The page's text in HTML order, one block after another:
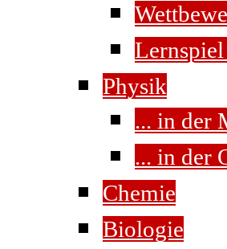
Physik
... in der
... in der
Chemie
Biologie